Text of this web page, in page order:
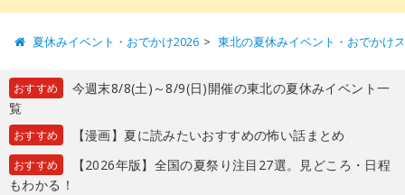
夏休みイベント・おでかけ2026 東北の夏休みイベント・おでかけ
おすすめ
今週末8/8(土)～8/9(日)開催の東北の夏休みイベント一
覧
おすすめ 【漫画】夏に読みたいおすすめの怖い話まとめ
おすすめ
【2026年版】全国の夏祭り注目27選。見どころ・日程
もわかる！